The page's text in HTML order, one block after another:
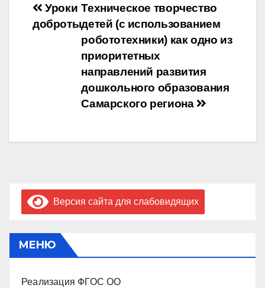
Навигация
по
записям
Техническое творчество
детей (с использованием
робототехники) как одно из
приоритетных
направлений развития
дошкольного образования
Самарского региона
Уроки
доброты
Версия сайта для слабовидящих
МЕНЮ
Реализация ФГОС ОО